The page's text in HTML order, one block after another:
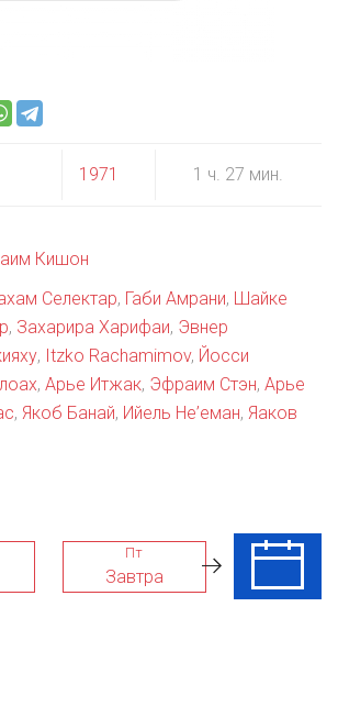
1971 1 ч. 27 мин.
Кишон
Селектар, Габи Амрани, Шайке
, Захарира Харифаи, Эвнер
, Itzko Rachamimov, Йосси
, Арье Итжак, Эфраим Стэн, Арье
, Якоб Банай, Ийель Не’еман, Яаков
Пт
Завтра
Сб